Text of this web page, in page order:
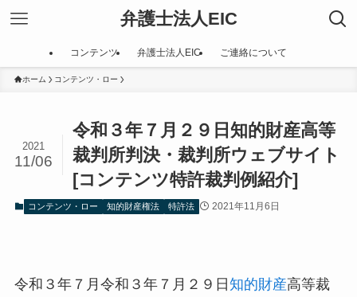
弁護士法人EIC
コンテンツ 弁護士法人EIC ご連絡について
ホーム コンテンツ・ロー
令和３年７月２９日知的財産高等
裁判所判決・裁判所ウェブサイト
[コンテンツ特許裁判例紹介]
2021
11/06
コンテンツ・ロー 知的財産権法 特許法 2021年11月6日
令和３年７月令和３年７月２９日知的財産高等裁